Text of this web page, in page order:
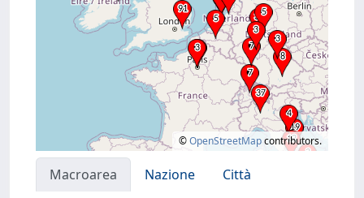
©OpenStreetMapcontributors.
Macroarea Nazione
Città